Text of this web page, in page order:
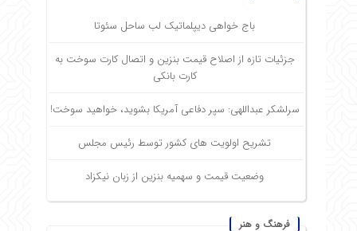
باج خواهی دیپلماتیک لب ساحل سئوتا
جزئیات تازه از اصلاح قیمت بنزین و اتصال کارت سوخت به
کارت بانکی
سرلشکر عبداللهی: سپر دفاعی آمریکا بشوید، خواهید سوخت!
تشریح اولویت های کشور توسط رئیس مجلس
وضعیت قیمت و سهمیه بنزین از زبان نیکزاد
فرهنگ و هنر